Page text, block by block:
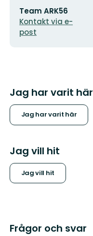
postadress
Team ARK56
Kontakt via e-
post
Jag har varit här
Jag har varit här
Jag vill hit
Jag vill hit
Frågor och svar